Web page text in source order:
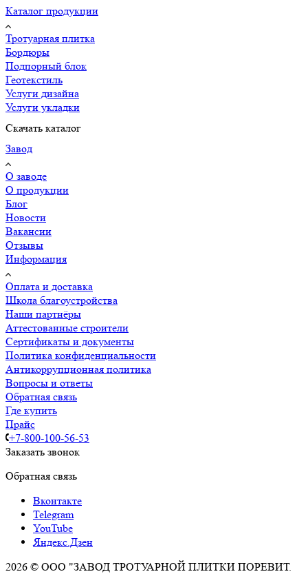
Каталог продукции
Тротуарная плитка
Бордюры
Подпорный блок
Геотекстиль
Услуги дизайна
Услуги укладки
Скачать каталог
Завод
О заводе
О продукции
Блог
Новости
Вакансии
Отзывы
Информация
Оплата и доставка
Школа благоустройства
Наши партнёры
Аттестованные строители
Сертификаты и документы
Политика конфиденциальности
Антикоррупционная политика
Вопросы и ответы
Обратная связь
Где купить
Прайс
+7-800-100-56-53
Заказать звонок
Обратная связь
Вконтакте
Telegram
YouTube
Яндекс.Дзен
2026 © ООО "ЗАВОД ТРОТУАРНОЙ ПЛИТКИ ПОРЕВИТ.